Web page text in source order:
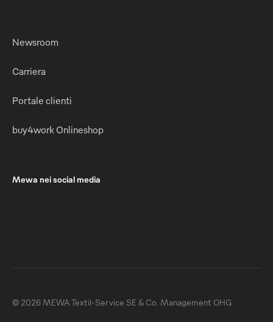
Newsroom
Carriera
Portale clienti
buy4work Onlineshop
Mewa nei social media
© 2026 MEWA Textil-Service SE & Co. Management OHG